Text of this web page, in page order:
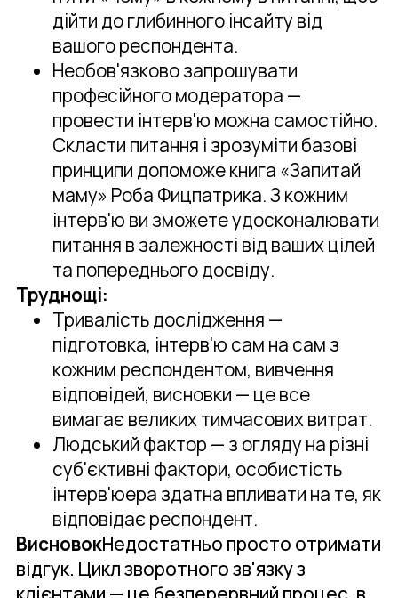
дійти до глибинного інсайту від
вашого респондента.
Необов'язково запрошувати
професійного модератора —
провести інтерв'ю можна самостійно.
Скласти питання і зрозуміти базові
принципи допоможе книга «Запитай
маму» Роба Фицпатрика. З кожним
інтерв'ю ви зможете удосконалювати
питання в залежності від ваших цілей
та попереднього досвіду.
Труднощі:
Тривалість дослідження —
підготовка, інтерв'ю сам на сам з
кожним респондентом, вивчення
відповідей, висновки — це все
вимагає великих тимчасових витрат.
Людський фактор — з огляду на різні
суб'єктивні фактори, особистість
інтерв'юера здатна впливати на те, як
відповідає респондент.
ВисновокНедостатньо просто отримати
відгук. Цикл зворотного зв'язку з